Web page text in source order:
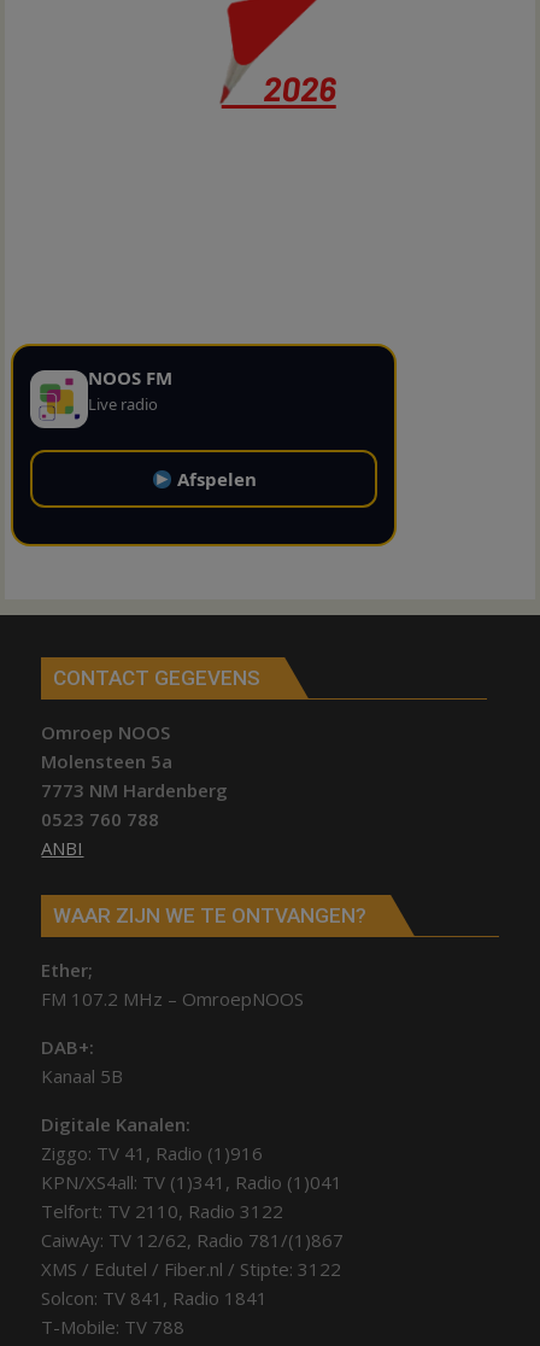
NOOS FM
Live radio
Afspelen
CONTACT GEGEVENS
Omroep NOOS
Molensteen 5a
7773 NM Hardenberg
0523 760 788
ANBI
WAAR ZIJN WE TE ONTVANGEN?
Ether;
FM 107.2 MHz – OmroepNOOS
DAB+:
Kanaal 5B
Digitale Kanalen:
Ziggo: TV 41, Radio (1)916
KPN/XS4all: TV (1)341, Radio (1)041
Telfort: TV 2110, Radio 3122
CaiwAy: TV 12/62, Radio 781/(1)867
XMS / Edutel / Fiber.nl / Stipte: 3122
Solcon: TV 841, Radio 1841
T-Mobile: TV 788